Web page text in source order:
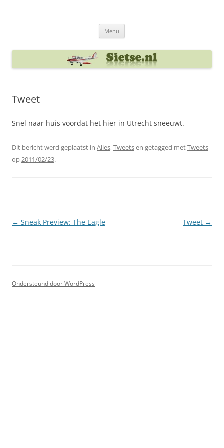
Menu
Tweet
Snel naar huis voordat het hier in Utrecht sneeuwt.
Dit bericht werd geplaatst in Alles,Tweetsen getagged metTweets
op2011/02/23.
Berichtnavigatie
← Sneak Preview: The Eagle Tweet →
Ondersteund door WordPress